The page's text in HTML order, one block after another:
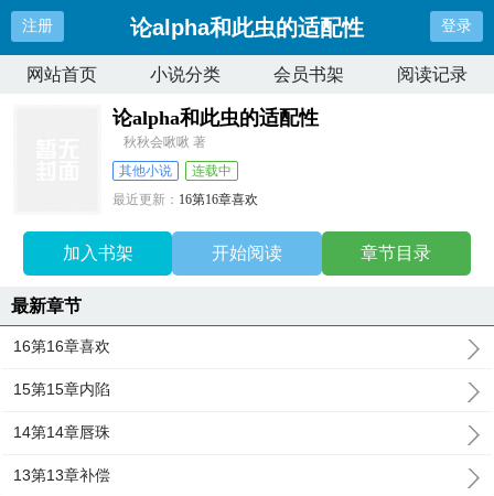
注册 论alpha和此虫的适配性 登录
网站首页 小说分类 会员书架 阅读记录
论alpha和此虫的适配性
秋秋会啾啾 著
其他小说
连载中
最近更新： 16第16章喜欢
加入书架 开始阅读 章节目录
最新章节
16第16章喜欢
15第15章内陷
14第14章唇珠
13第13章补偿